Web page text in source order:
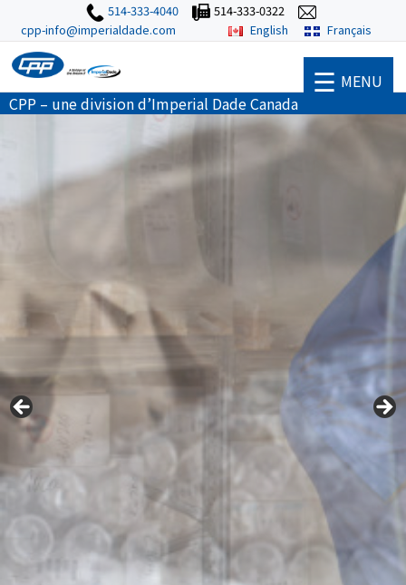
514-333-4040
514-333-0322
cpp-info@imperialdade.com
English Français
CPP – une division d’Imperial Dade Canada
MENU
A Propos
Partenaires
Contactez-nous